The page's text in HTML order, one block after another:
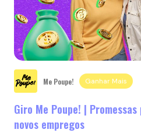
Me Poupe! Ganhar Mais
Giro Me Poupe! |
novos empregos